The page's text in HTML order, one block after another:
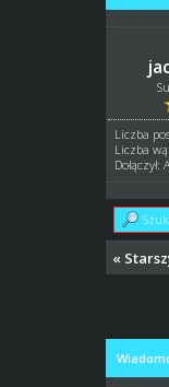
Liczba
Liczba
Dołączył:
«